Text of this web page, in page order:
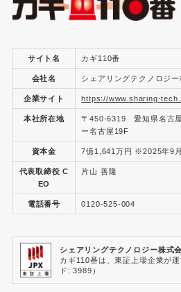
サイト名 カギ110番
会社名 シェアリングテクノロジー
企業サイト https://www.sharing-
本社所在地
〒450-6319 愛知県名古
ー名古屋19F
資本金 7億1,641万円 ※2025年9
代表取締役 C
EO
片山 善隆
電話番号 0120-525-004
シェアリングテクノロジー株式
カギ110番は、東証上場企業が
ド: 3989）